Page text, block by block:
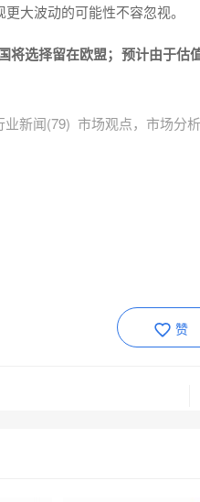
大波动的可能性不容忽视。
将选择留在欧盟；预计由于
业新闻(79) 市场观点，市场分
赞